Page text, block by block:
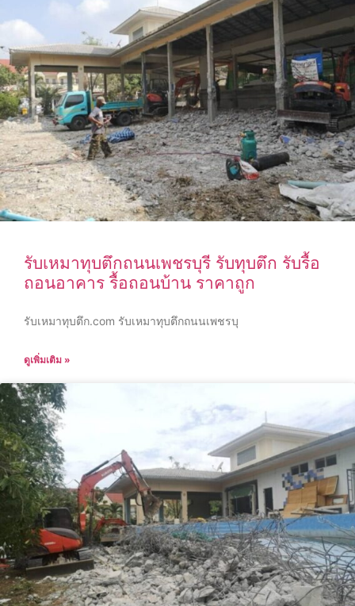
รับเหมาทุบตึกถนนเพชรบุรี รับทุบตึก รับรื้อ
ถอนอาคาร รื้อถอนบ้าน ราคาถูก
รับเหมาทุบตึก.com รับเหมาทุบตึกถนนเพชรบุ
ดูเพิ่มเติม »